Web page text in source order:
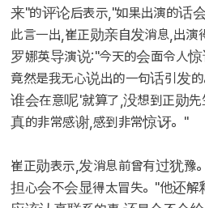
来"的评论后表示,"如果出演的话
此言一出,崔正勋亲自发消息,出演
罗娜英导演说:"今天的会面令人惊
竟然是我无心说出的一句话引发
谁会在意呢'就算了,没想到正勋先
真的非常感谢,感到非常惊讶。"
崔正勋表示,发消息前曾有过犹豫
担心会不会显得太冒失。"他还